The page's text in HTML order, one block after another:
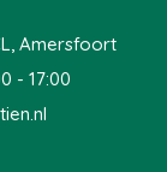
Amersfoort
- 17:00